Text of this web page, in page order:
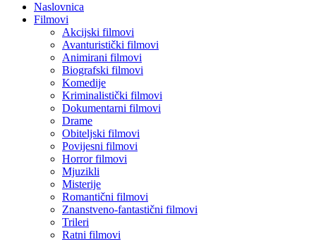
Naslovnica
Filmovi
Akcijski filmovi
Avanturistički filmovi
Animirani filmovi
Biografski filmovi
Komedije
Kriminalistički filmovi
Dokumentarni filmovi
Drame
Obiteljski filmovi
Povijesni filmovi
Horror filmovi
Mjuzikli
Misterije
Romantični filmovi
Znanstveno-fantastični filmovi
Trileri
Ratni filmovi